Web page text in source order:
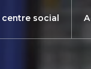
centre social